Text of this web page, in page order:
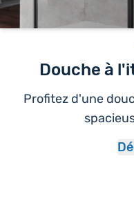
Douche à
Profitez d'une